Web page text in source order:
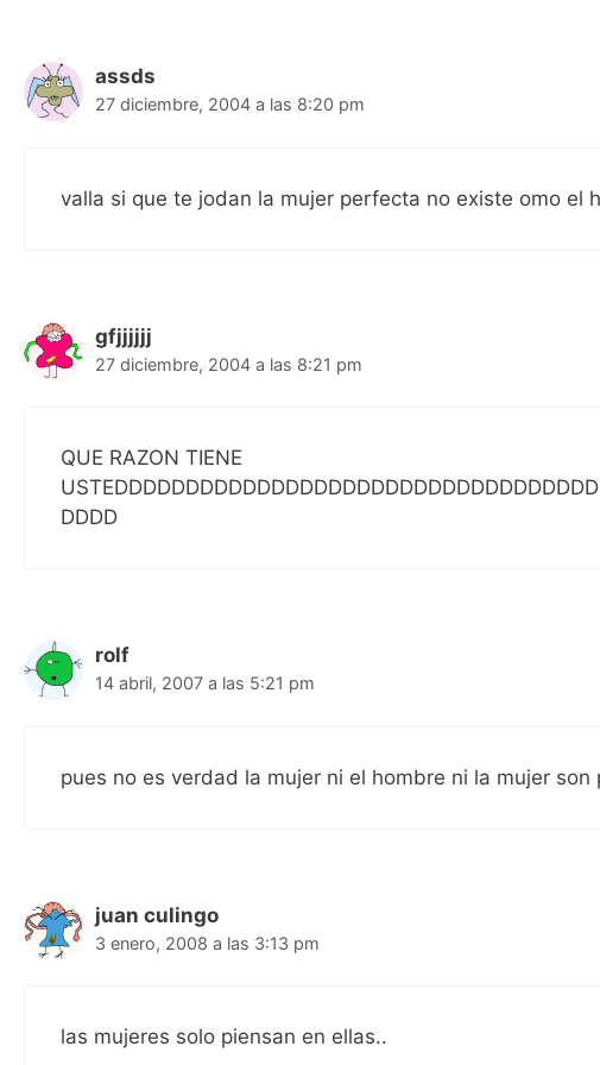
assds
27 diciembre, 2004 a las 8:20 pm
valla si que te jodan la mujer perfecta no existe omo el
gfjjjjjj
27 diciembre, 2004 a las 8:21 pm
QUE RAZON TIENE
DDDD
rolf
14 abril, 2007 a las 5:21 pm
pues no es verdad la mujer ni el hombre ni la mujer
juan culingo
3 enero, 2008 a las 3:13 pm
las mujeres solo piensan en ellas..